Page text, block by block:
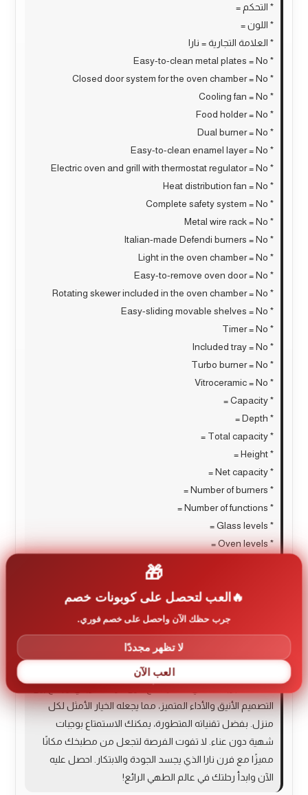
* التحكم =
* اللون =
* العلامة التجارية = نارا
* Easy-to-clean metal plates = No
* Closed door system for the oven chamber = No
* Cooling fan = No
* Food holder = No
* Dual burner = No
* Easy-to-clean enamel layer = No
* Electric oven and grill with thermostat regulator = No
* Heat distribution fan = No
* Complete safety system = No
* Metal wire rack = No
* Italian-made Defendi burners = No
* Light in the oven chamber = No
* Easy-to-remove oven door = No
* Rotating skewer included in the oven chamber = No
* Easy-sliding movable shelves = No
* Timer = No
* Included tray = No
* Turbo burner = No
* Vitroceramic = No
* Capacity =
* Depth =
* Total capacity =
* Height =
* Net capacity =
* Number of burners =
* Number of functions =
* Glass levels =
* Oven levels =
* Color =
اكتشف تجربة الطهي المثالية مع فرن نارا الكهربائي! يجمع بين
التصميم الأنيق والأداء المتميز، مما يجعله الخيار الأمثل لكل
منزل. بفضل تقنياته المتطورة، يمكنك الاستمتاع بوجبات
شهية دون عناء. لا تفوت الفرصة لتجعل من مطبخك مكانًا
مميزًا مع فرن نارا الذي يجسد الجودة والابتكار. احصل عليه
الآن وابدأ رحلتك في عالم الطهي الرائع!
🎁
العب لتحصل على كوبونات خصم
جرب حظك الآن واحصل على خصم فوري.
لا تظهر مجددًا
العب الآن